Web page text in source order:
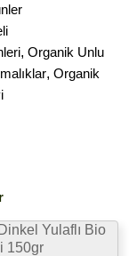
, Organik Unlu
, Organik
Yulaflı Bio
150gr